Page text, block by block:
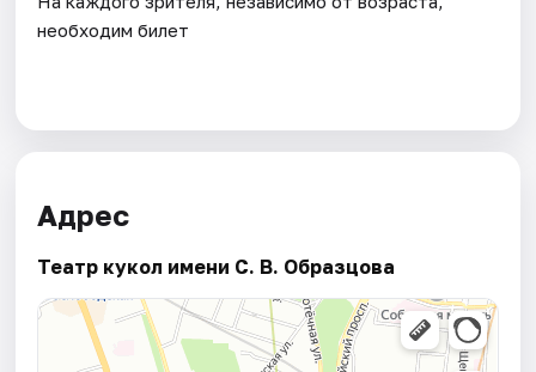
необходим билет
Адрес
Театр кукол имени С. В. Образцова